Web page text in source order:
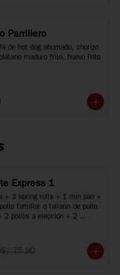
Parrillero
de hot dog ahumado, chorizo
maduro frito, huevo frito
Express 1
+ 3 spring rolls + 1 min pao +
familiar o tallarin de pollo
2 pollos a elección + 2
S/ 75.90